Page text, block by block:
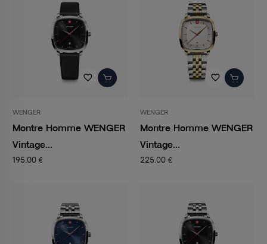
favorite_border
WENGER
Montre Homme WENGER
Vintage...
195,00 €
favorite_border
WENGER
Montre Homme WENGER
Vintage...
225,00 €